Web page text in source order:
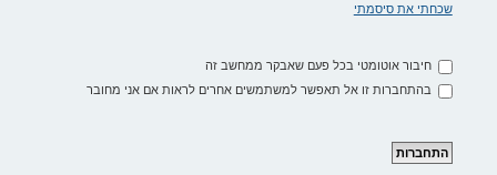
שכחתי את סיסמתי
חיבור אוטומטי בכל פעם שאבקר ממחשב זה
בהתחברות זו אל תאפשר למשתמשים אחרים לראות אם אני מחובר